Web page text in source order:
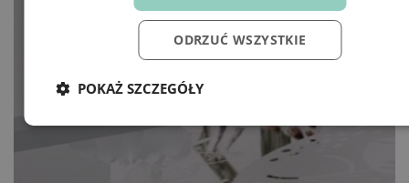
ODRZUĆ WSZYSTKIE
POKAŻ SZCZEGÓŁY